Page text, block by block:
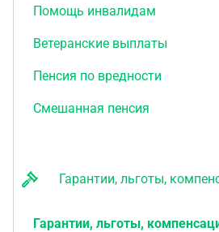
Помощь инвалидам
Ветеранские выплаты
Пенсия по вредности
Смешанная пенсия
Гарантии, льготы,
Гарантии, льготы,